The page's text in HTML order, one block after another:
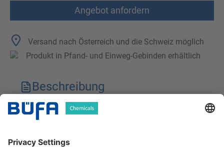
Angebot anfordern
Versand nach Österreich und die Schweiz möglich
Produkt in Pfand- und Einweg-Gebinden erhältlich
Beschreibung
Technische Merkmale